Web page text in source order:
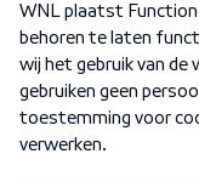
Word Lid